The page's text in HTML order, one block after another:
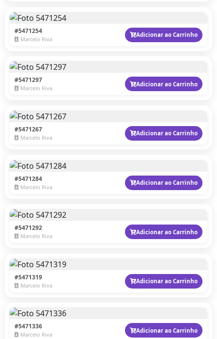
#5471254
Marcelo Riva
Adicionar ao Carrinho
#5471297
Marcelo Riva
Adicionar ao Carrinho
#5471267
Marcelo Riva
Adicionar ao Carrinho
#5471284
Marcelo Riva
Adicionar ao Carrinho
#5471292
Marcelo Riva
Adicionar ao Carrinho
#5471319
Marcelo Riva
Adicionar ao Carrinho
#5471336
Marcelo Riva
Adicionar ao Carrinho